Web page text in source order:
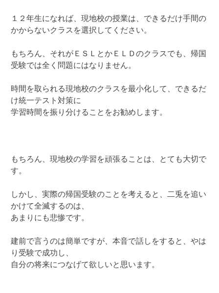
１２年生になれば、現地校の授業は、できるだけ手間の
かからないクラスを選択してください。
もちろん、それがＥＳＬとかＥＬＤのクラスでも、帰国
受験では全く問題にはなりません。
時間を取られる現地校のクラスを最小化して、できるだ
け統一テスト対策に
学習時間を振り分けることをお勧めします。
もちろん、現地校の学習を頑張ることは、とても大切で
す。
しかし、実際の帰国受験のことを考えると、二兎を追い
かけて全滅するのは、
あまりにも悲惨です。
建前で言うのは簡単ですが、本音で話しをすると、やは
り受験で成功し、
自分の将来につなげて欲しいと思います。